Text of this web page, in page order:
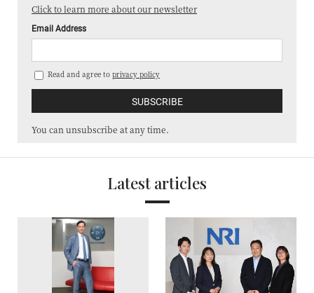
Click to learn more about our newsletter
Email Address
Read and agree to privacy policy
You can unsubscribe at any time.
Latest articles